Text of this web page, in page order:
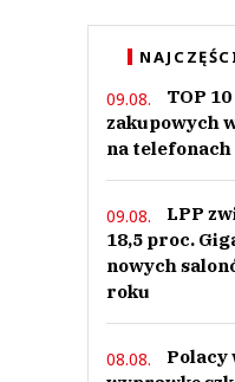
09.08.
TOP
zakupowych
na telefonach
09.08.
LPP
18,5 proc.
nowych
roku
08.08.
Polacy